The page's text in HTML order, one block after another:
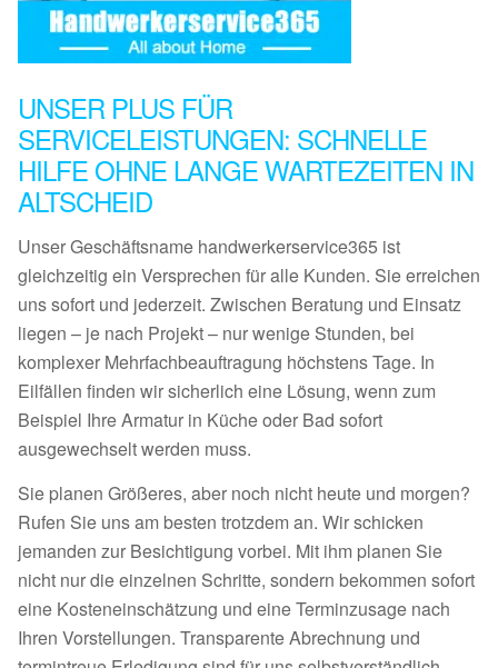
UNSER PLUS FÜR
SERVICELEISTUNGEN: SCHNELLE
HILFE OHNE LANGE WARTEZEITEN IN
ALTSCHEID
Unser Geschäftsname handwerkerservice365 ist
gleichzeitig ein Versprechen für alle Kunden. Sie erreichen
uns sofort und jederzeit. Zwischen Beratung und Einsatz
liegen – je nach Projekt – nur wenige Stunden, bei
komplexer Mehrfachbeauftragung höchstens Tage. In
Eilfällen finden wir sicherlich eine Lösung, wenn zum
Beispiel Ihre Armatur in Küche oder Bad sofort
ausgewechselt werden muss.
Sie planen Größeres, aber noch nicht heute und morgen?
Rufen Sie uns am besten trotzdem an. Wir schicken
jemanden zur Besichtigung vorbei. Mit ihm planen Sie
nicht nur die einzelnen Schritte, sondern bekommen sofort
eine Kosteneinschätzung und eine Terminzusage nach
Ihren Vorstellungen. Transparente Abrechnung und